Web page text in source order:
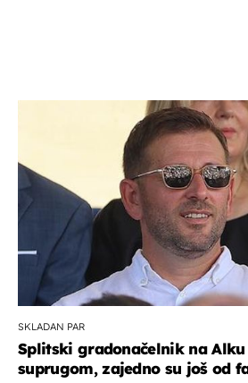
SKLADAN PAR
Splitski gradonačelnik na
suprugom, zajedno su još od